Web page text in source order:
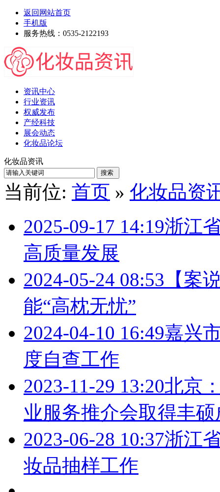
返回网站首页
手机版
服务热线：0535-2122193
资讯中心
行业资讯
权威发布
产经科技
展会动态
化妆品论坛
化妆品资讯
当前位: 首页 » 化妆品资
2025-09-17 14:19浙江
高质量发展
2024-05-24 08:53 【案
能“高枕无忧”
2024-04-10 16:49嘉兴
度自查工作
2023-11-29 13:20北京
业服务推介会取得丰硕
2023-06-28 10:37浙江
妆品抽样工作